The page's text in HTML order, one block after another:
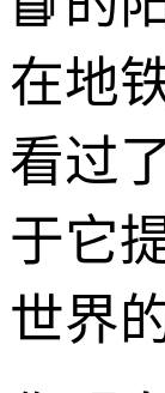
在地
看过
于它
世界